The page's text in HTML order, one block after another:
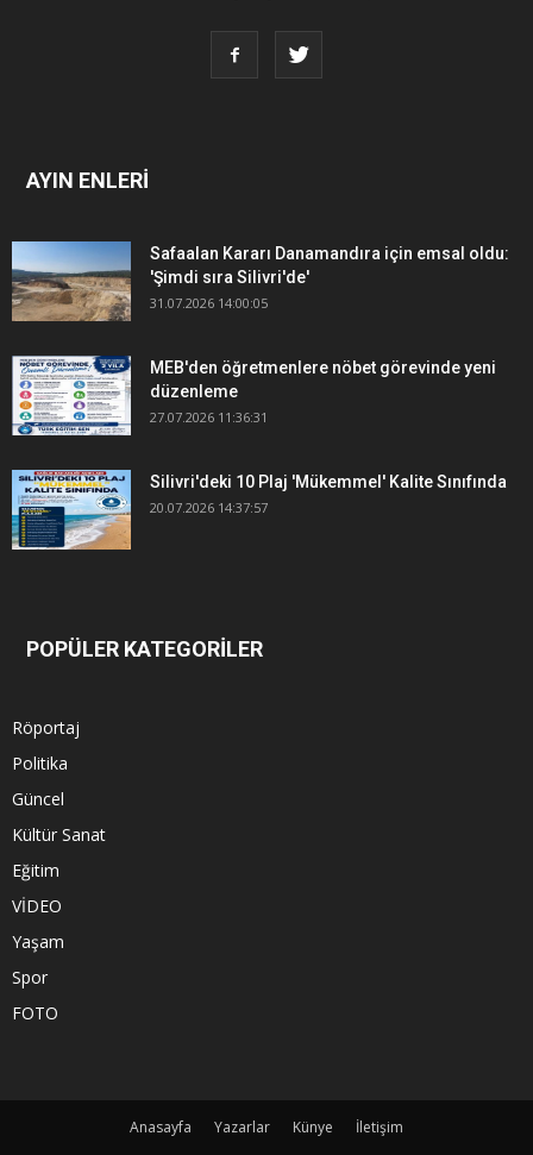
AYIN ENLERİ
Safaalan Kararı Danamandıra için emsal oldu:
'Şimdi sıra Silivri'de'
31.07.2026 14:00:05
MEB'den öğretmenlere nöbet görevinde yeni
düzenleme
27.07.2026 11:36:31
Silivri'deki 10 Plaj 'Mükemmel' Kalite Sınıfında
20.07.2026 14:37:57
POPÜLER KATEGORİLER
Röportaj
Politika
Güncel
Kültür Sanat
Eğitim
VİDEO
Yaşam
Spor
FOTO
Anasayfa Yazarlar Künye
İletişim